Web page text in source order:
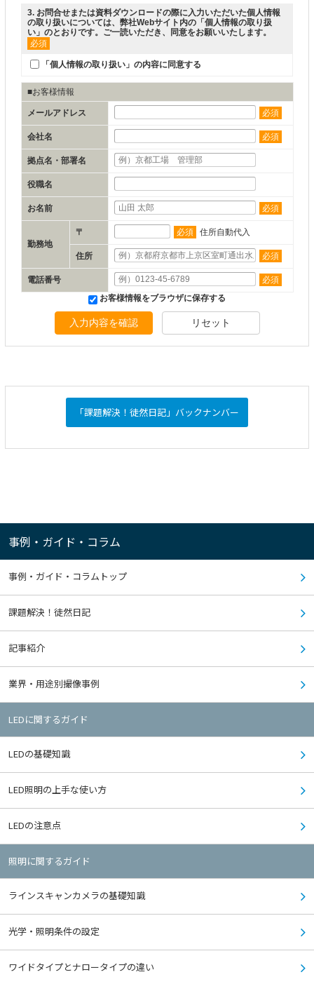
3. お問合せまたは資料ダウンロードの際に入力いただいた個人情報
の取り扱いについては、弊社Webサイト内の「個人情報の取り扱
い 」のとおりです。ご一読いただき、同意をお願いいたします。
必須
「個人情報の取り扱い」の内容に同意する
■お客様情報
メールアドレス 必須
会社名 必須
拠点名・部署名
役職名
お名前 必須
勤務地
〒 必須 住所自動代入
住所 必須
電話番号
必須
お客様情報をブラウザに保存する
入力内容を確認 リセット
「課題解決！徒然日記」バックナンバー
事例・ガイド・コラム
事例・ガイド・コラムトップ
課題解決！徒然日記
記事紹介
業界・用途別撮像事例
LEDに関するガイド
LEDの基礎知識
LED照明の上手な使い方
LEDの注意点
照明に関するガイド
ラインスキャンカメラの基礎知識
光学・照明条件の設定
ワイドタイプとナロータイプの違い